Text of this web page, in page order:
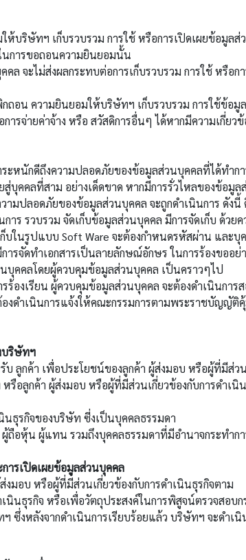
ษัทฯ เก็บรวบรวม การใช้ หรือการเปิดเผยข้อมูลส่
การขอถอนความยินยอมนั้น
ไม่ส่งผลกระทบต่อการเก็บรวบรวม การใช้ หรือก
ความยินยอมให้บริษัทฯ เก็บรวบรวม การใช้ข้อมูล
รจ่ายค่าจ้าง หรือ สวัสดิการอื่นๆ ได้หากมีความเกี่ยว
ดีถึงความปลอดภัยของข้อมูลส่วนบุคคลที่ได้ทำการ
ยสู่บุคคลที่สาม อย่างเด็ดขาด หากมีการรั่วไหลของข้อ
ามปลอดภัยของข้อมูลส่วนบุคคล จะถูกดำเนินการ ดังนี้
บรวม จัดเก็บข้อมูลส่วนบุคคล มีการจัดเก็บ ด้วยคว
บในรูปแบบ Soft Ware จะต้องกำหนดรหัสผ่าน และ
ทำเอกสารเป็นลายลักษณ์อักษร ในการร้องขออย่า
บุคคลโดยผู้ควบคุมข้อมูลส่วนบุคคล เป็นคราวๆไป
เรียน ผู้ควบคุมข้อมูลส่วนบุคคล จะต้องดำเนินการ
ดำเนินการแจ้งให้คณะกรรมการตามพระราชบัญญัติ
บริษัทฯ
ค้า เพื่อประโยชน์ของลูกค้า ผู้ส่งมอบ หรือผู้ที่มีส่วน
อลูกค้า ผู้ส่งมอบ หรือผู้ที่มีส่วนเกี่ยวข้องกับการดำเ
รกิจของบริษัท ซี่งเป็นบุคคลธรรมดา
หุ้น ผู้แทน รวมถึงบุคคลธรรมดาที่มีอำนาจกระทำก
ารเปิดเผยข้อมูลส่วนบุคคล
บ หรือผู้ที่มีส่วนเกี่ยวข้องกับการดำเนินธุรกิจตาม
นินธุรกิจ หรือเพื่อวัตถุประสงค์ในการพิสูจน์ตรวจสอ
งหลังจากดำเนินการเรียบร้อยแล้ว บริษัทฯ จะดำ